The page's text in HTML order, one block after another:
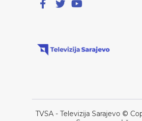
TVSA - Televizija Sarajevo ©